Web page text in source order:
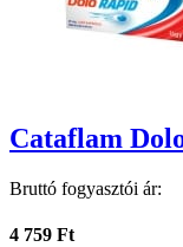
Cataflam
Bruttó fogyasztói ár:
4 759 Ft